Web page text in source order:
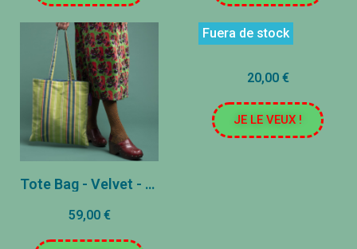
Tote Bag - Velvet - Margate Green
59,00 €
Fuera de stock
20,00 €
JE LE VEUX !